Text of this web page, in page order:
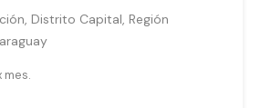
Distrito Capital, Región
mes.